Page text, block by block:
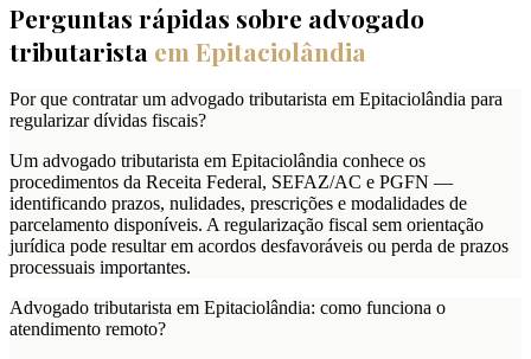
Perguntas rápidas sobre advogado
tributarista em Epitaciolândia
Por que contratar um advogado tributarista em Epitaciolândia para
regularizar dívidas fiscais?
Um advogado tributarista em Epitaciolândia conhece os
procedimentos da Receita Federal, SEFAZ/AC e PGFN —
identificando prazos, nulidades, prescrições e modalidades de
parcelamento disponíveis. A regularização fiscal sem orientação
jurídica pode resultar em acordos desfavoráveis ou perda de prazos
processuais importantes.
Advogado tributarista em Epitaciolândia: como funciona o
atendimento remoto?